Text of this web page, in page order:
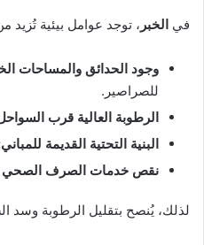
في الخبر ، توجد عوامل بيئية تُزيد
وجود الحدائق والمساحات
للصراصير.
الرطوبة العالية قرب
البنية التحتية القديمة للمباني
نقص خدمات الصرف الصحي
لذلك، يُنصح بتقليل الرطوبة وسد